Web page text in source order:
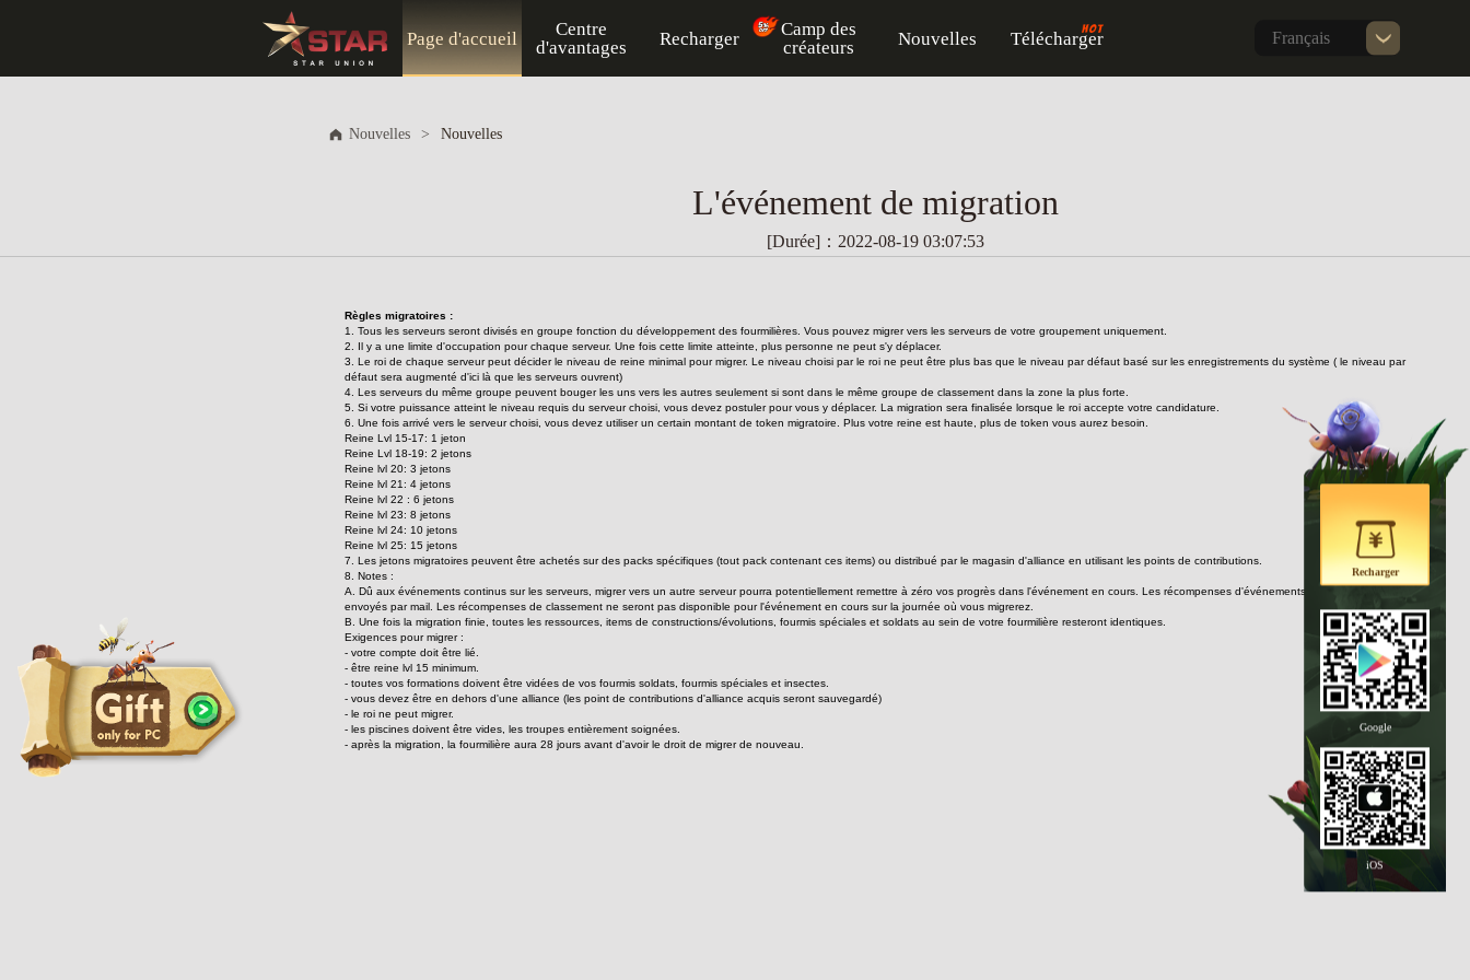
Page d'accueil
Centre
d'avantages
Recharger
Camp des
créateurs
Nouvelles Télécharger Français
Nouvelles > Nouvelles
L'événement de migration
[Durée]：2022-08-19 03:07:53
Règles migratoires :
1. Tous les serveurs seront divisés en groupe fonction du développement des fourmilières. Vous pouvez migrer vers les serveurs de votre groupement uniquement.
2. Il y a une limite d'occupation pour chaque serveur. Une fois cette limite atteinte, plus personne ne peut s'y déplacer.
3. Le roi de chaque serveur peut décider le niveau de reine minimal pour migrer. Le niveau choisi par le roi ne peut être plus bas que le niveau par défaut basé sur les enregistrements du système ( le niveau par
défaut sera augmenté d'ici là que les serveurs ouvrent)
4. Les serveurs du même groupe peuvent bouger les uns vers les autres seulement si sont dans le même groupe de classement dans la zone la plus forte.
5. Si votre puissance atteint le niveau requis du serveur choisi, vous devez postuler pour vous y déplacer. La migration sera finalisée lorsque le roi accepte votre candidature.
6. Une fois arrivé vers le serveur choisi, vous devez utiliser un certain montant de token migratoire. Plus votre reine est haute, plus de token vous aurez besoin.
Reine Lvl 15-17: 1 jeton
Reine Lvl 18-19: 2 jetons
Reine lvl 20: 3 jetons
Reine lvl 21: 4 jetons
Reine lvl 22 : 6 jetons
Reine lvl 23: 8 jetons
Reine lvl 24: 10 jetons
Reine lvl 25: 15 jetons
7. Les jetons migratoires peuvent être achetés sur des packs spécifiques (tout pack contenant ces items) ou distribué par le magasin d'alliance en utilisant les points de contributions.
8. Notes :
A. Dû aux événements continus sur les serveurs, migrer vers un autre serveur pourra potentiellement remettre à zéro vos progrès dans l'événement en cours. Les récompenses d'événements vous seront alors
envoyés par mail. Les récompenses de classement ne seront pas disponible pour l'événement en cours sur la journée où vous migrerez.
B. Une fois la migration finie, toutes les ressources, items de constructions/évolutions, fourmis spéciales et soldats au sein de votre fourmilière resteront identiques.
Exigences pour migrer :
- votre compte doit être lié.
- être reine lvl 15 minimum.
- toutes vos formations doivent être vidées de vos fourmis soldats, fourmis spéciales et insectes.
- vous devez être en dehors d'une alliance (les point de contributions d'alliance acquis seront sauvegardé)
- le roi ne peut migrer.
- les piscines doivent être vides, les troupes entièrement soignées.
- après la migration, la fourmilière aura 28 jours avant d'avoir le droit de migrer de nouveau.
Recharger
Google
iOS